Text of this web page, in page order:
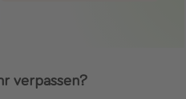
verpassen?